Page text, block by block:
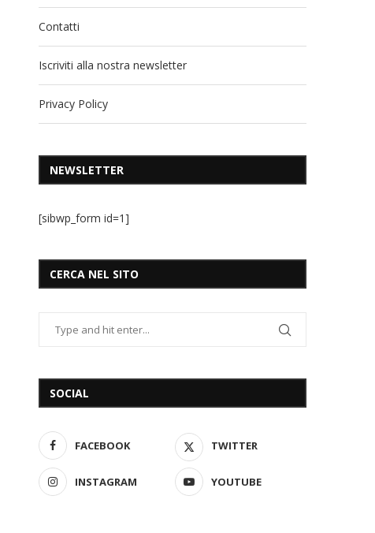
Contatti
Iscriviti alla nostra newsletter
Privacy Policy
NEWSLETTER
[sibwp_form id=1]
CERCA NEL SITO
SOCIAL
FACEBOOK TWITTER
INSTAGRAM YOUTUBE